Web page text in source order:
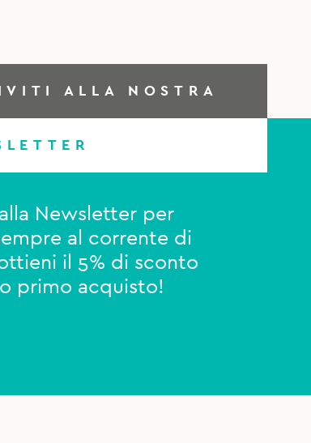
ALLA NOSTRA
Newsletter per
al corrente di
il 5% di sconto
primo acquisto!